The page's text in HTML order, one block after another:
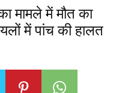
मामले में मौत का
में पांच की हालत